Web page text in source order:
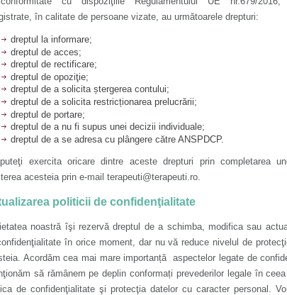
în calitate de persoane vizate, au următoarele drepturi:
dreptul la informare;
dreptul de acces;
dreptul de rectificare;
dreptul de opoziţie;
dreptul de a solicita ștergerea contului;
dreptul de a solicita restricționarea prelucrării;
dreptul de portare;
dreptul de a nu fi supus unei decizii individuale;
dreptul de a se adresa cu plângere către ANSPDCP.
exercita oricare dintre aceste drepturi prin completarea
acesteia prin e-mail terapeuti@terapeuti.ro.
politicii de confidenţialitate
noastră îşi rezervă dreptul de a schimba, modifica sau
în orice moment, dar nu vă reduce nivelul de
Acordăm cea mai mare importanță aspectelor legate de
să rămânem pe deplin conformați prevederilor legale în
de confidenţialitate şi protecţia datelor cu caracter personal.